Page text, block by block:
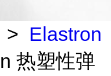
> Elastron
热塑性弹